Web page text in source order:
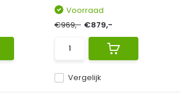
Vergelijk
Voorraad
€969,- €879,-